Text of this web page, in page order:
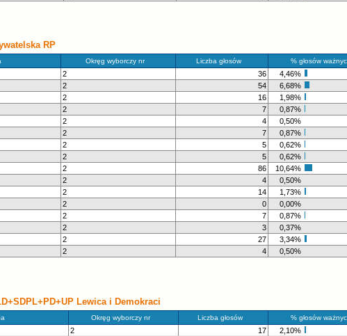
RP
Okręg wyborczy nr Liczba głosów % głosów
2 36
4,46%
2 54
6,68%
2 16
1,98%
2 7
0,87%
2 4
0,50%
2 7
0,87%
2 5
0,62%
2 5
0,62%
2 86
10,64%
2 4
0,50%
2 14
1,73%
2 0
0,00%
2 7
0,87%
2 3
0,37%
2 27
3,34%
2 4 0,50%
Lewica i Demokraci
Okręg wyborczy nr Liczba głosów % głosów
2 17
2,10%